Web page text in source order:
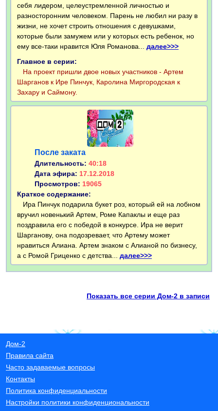
себя лидером, целеустремленной личностью и
разносторонним человеком. Парень не любил ни разу в
жизни, не хочет строить отношения с девушками,
которые были замужем или у которых есть ребенок, но
ему все-таки нравится Юля Романова... далее>>>
Главное в серии:
На проект пришли двое новых участников - Артем
Шарганов к Ире Пинчук, Каролина Миргородская к
Захару и Саймону.
После заката
Длительность: 40:18
Дата эфира: 17.12.2018
Просмотров: 19065
Краткое содержание:
Ира Пинчук подарила букет роз, который ей на лобном
вручил новенький Артем, Роме Капаклы и еще раз
поздравила его с победой в конкурсе. Ира не верит
Шарганову, она подозревает, что Артему может
нравиться Алиана. Артем знаком с Алианой по бизнесу,
а с Ромой Гриценко с детства... далее>>>
Показать все серии Дом-2 в записи
Дом-2
Правила сайта
Часто задаваемые вопросы
Контакты
Политика конфиденциальности
Настройки политики конфиденциональности